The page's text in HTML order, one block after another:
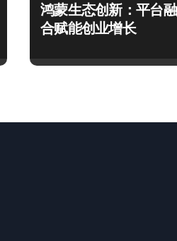
鸿蒙生态创新：平台融
合赋能创业增长